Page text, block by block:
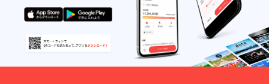
で、ク
ラウド
ファン
ディン
グ終了
後は
5000円
、袖丈
74.3cm
※量産過
程によ
り多少
の誤差
は出て
れませ
ん。 縫
製の関
係によ
り、リ
ターン
のお届
所有し
ている
為、映
像を録
画した
り、他
で共有
は合わ
せて３
分ほ
ど、"Gi
selle"動
画をご
覧いた